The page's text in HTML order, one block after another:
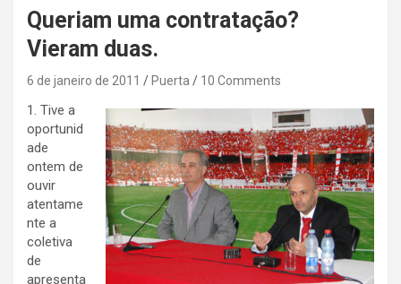
Queriam uma contratação?
Vieram duas.
6 de janeiro de 2011 Puerta 10 Comments
1. Tive a
oportunid
ade
ontem de
ouvir
atentame
nte a
coletiva
de
apresenta